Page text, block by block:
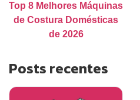
Top 8 Melhores Máquinas
de Costura Domésticas
de 2026
Posts recentes